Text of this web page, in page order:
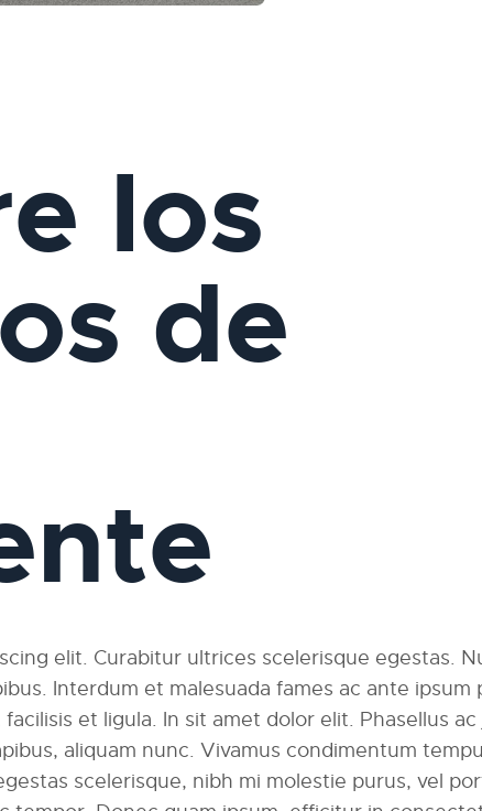
los
de
elit. Curabitur ultrices scelerisque egestas.
Interdum et malesuada fames ac ante ipsum
et ligula. In sit amet dolor elit. Phasellus
aliquam nunc. Vivamus condimentum
scelerisque, nibh mi molestie purus, vel